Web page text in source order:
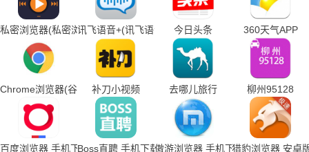
私密浏览器(私密浏览器手机下载)讯飞语音+(讯飞语音输入法手机下载)
今日头条 360天气APP
Chrome浏览器(谷歌浏览器手机下载)
补刀小视频 去哪儿旅行 柳州95128
百度浏览器 手机下载Boss直聘 手机下载傲游浏览器 手机下载猎豹浏览器 安卓